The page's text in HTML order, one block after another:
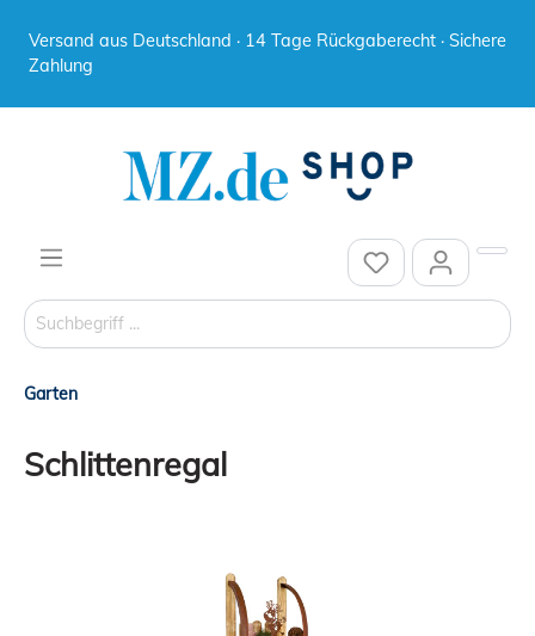
Versand aus Deutschland · 14 Tage Rückgaberecht · Sichere
Zahlung
Garten
Schlittenregal